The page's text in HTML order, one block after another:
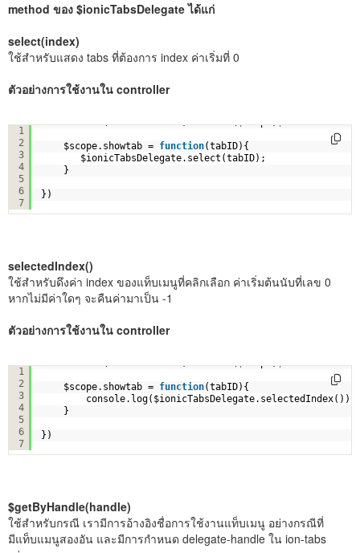
method ของ $ionicTabsDelegate ได้แก่
select(index)
ใช้สำหรับแสดง tabs ที่ต้องการ index ค่าเริ่มที่ 0
ตัวอย่างการใช้งานใน controller
1
2
3
4
5
6
7
.controller("welcomeCtrl",function
$scope.showtab = function(tabID){
$ionicTabsDelegate.select(tabID);
}
})
selectedIndex()
ใช้สำหรับดึงค่า index ของแท็บเมนูที่คลิกเลือก ค่าเริ่มต้นนับที่เลข 0
หากไม่มีค่าใดๆ จะคืนค่ามาเป็น -1
ตัวอย่างการใช้งานใน controller
1
2
3
4
5
6
7
.controller("welcomeCtrl",function
$scope.showtab = function(tabID){
console.log($ionicTabsDelegate.selectedIndex());
}
})
$getByHandle(handle)
ใช้สำหรับกรณี เรามีการอ้างอิงชื่อการใช้งานแท็บเมนู อย่างกรณีที่
มีแท็บแมนูสองอัน และมีการกำหนด delegate-handle ใน ion-tabs